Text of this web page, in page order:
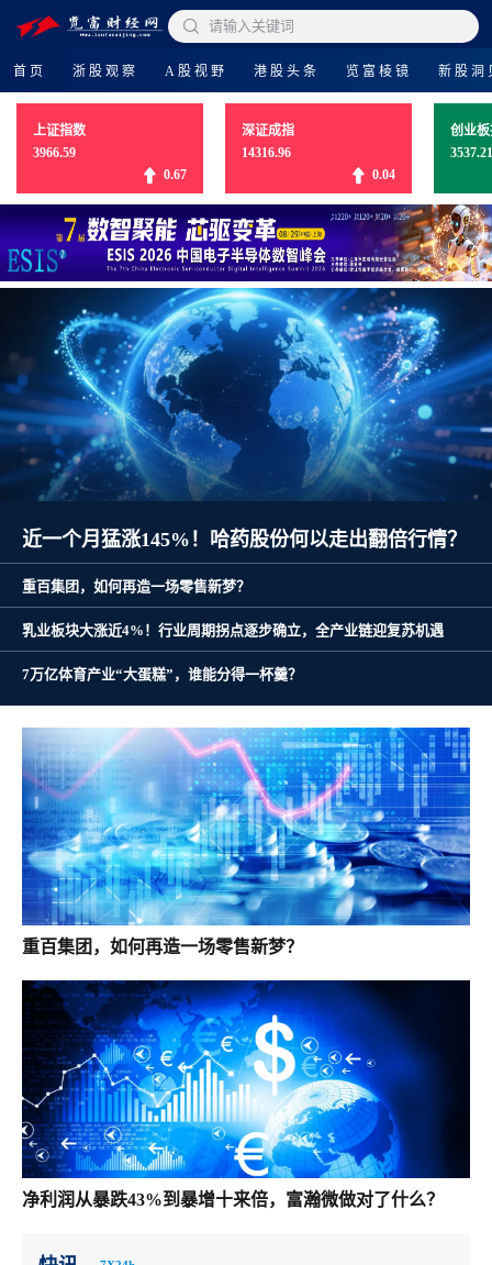
 请输入关键词
首页 浙股观察 A股视野 港股头条 览富棱镜 新股洞
上证指数
3966.59
0.67
深证成指
14316.96
0.04
创业
3537.21
7万亿体育产业“大蛋糕”，谁能分得一杯羹？
近一个月猛涨145%！哈药股份何以走出翻倍行情？
重百集团，如何再造一场零售新梦？
乳业板块大涨近4%！行业周期拐点逐步确立，全产业链迎复苏机遇
重百集团，如何再造一场零售新梦？
净利润从暴跌43%到暴增十来倍，富瀚微做对了什么？